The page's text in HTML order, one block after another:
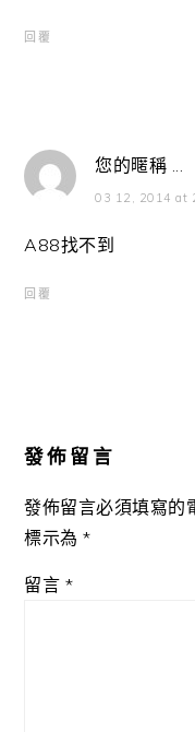
回覆
您的暱稱 ...
03 12, 2014 at
A88找不到
回覆
發佈留言
發佈留言必須填寫的
標示為*
留言 *